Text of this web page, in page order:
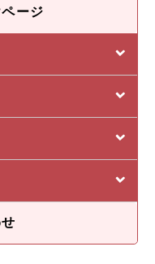
ージ
由
み
れ
理由
定
声